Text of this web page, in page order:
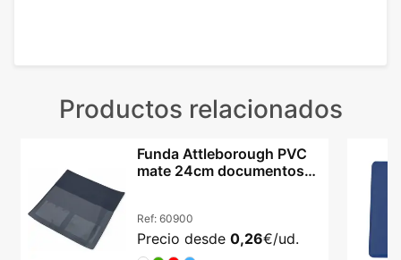
Productos relacionados
Funda Attleborough PVC
mate 24cm documentos
Ref: 60900
Precio desde 0,26€/ud.